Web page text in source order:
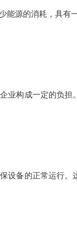
源的消耗，具有
业构成一定的负
设备的正常运行